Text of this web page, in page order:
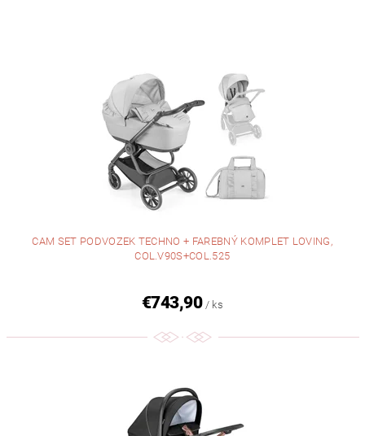
CAM SET PODVOZEK TECHNO + FAREBNÝ KOMPLET LOVING,
COL.V90S+COL.525
€743,90 / ks